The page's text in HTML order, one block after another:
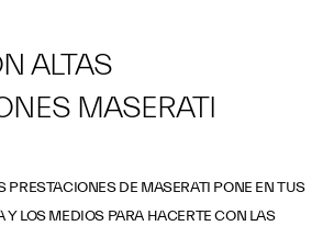
ALTAS
MASERATI
PRESTACIONES DE MASERATI PONE EN TUS
Y LOS MEDIOS PARA HACERTE CON LAS